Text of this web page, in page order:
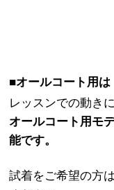
■オールコート用は
レッスンでの動き
オールコート用モ
能です。
試着をご希望の方